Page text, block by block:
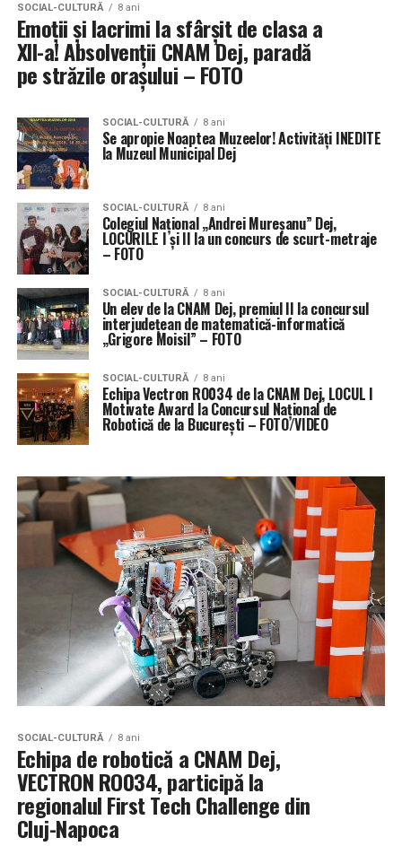
SOCIAL-CULTURĂ 8 ani
Emoții și lacrimi la sfârșit de clasa a
XII-a! Absolvenții CNAM Dej, paradă
pe străzile orașului – FOTO
SOCIAL-CULTURĂ 8 ani
Se apropie Noaptea Muzeelor! Activități INEDITE
la Muzeul Municipal Dej
SOCIAL-CULTURĂ 8 ani
Colegiul Naţional „Andrei Mureşanu” Dej,
LOCURILE I și II la un concurs de scurt-metraje
– FOTO
SOCIAL-CULTURĂ 8 ani
Un elev de la CNAM Dej, premiul II la concursul
interjudețean de matematică-informatică
„Grigore Moisil” – FOTO
SOCIAL-CULTURĂ 8 ani
Echipa Vectron RO034 de la CNAM Dej, LOCUL I
Motivate Award la Concursul Național de
Robotică de la București – FOTO/VIDEO
SOCIAL-CULTURĂ 8 ani
Echipa de robotică a CNAM Dej,
VECTRON RO034, participă la
regionalul First Tech Challenge din
Cluj-Napoca